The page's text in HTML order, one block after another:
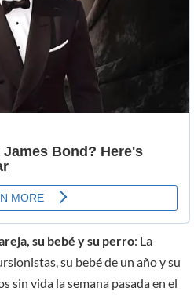
su bebé y su perro: La
su bebé de un año y su
sin vida la semana pasada en el